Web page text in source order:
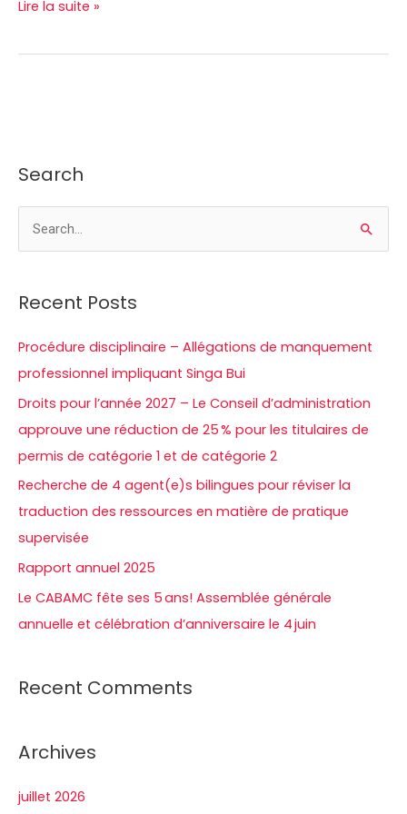
Search
h
r
Recent Posts
Procédure disciplinaire – Allégations de manquement
professionnel impliquant Singa Bui
Droits pour l’année 2027 – Le Conseil d’administration
approuve une réduction de 25 % pour les titulaires de
permis de catégorie 1 et de catégorie 2
Recherche de 4 agent(e)s bilingues pour réviser la
traduction des ressources en matière de pratique
supervisée
Rapport annuel 2025
Le CABAMC fête ses 5 ans! Assemblée générale
annuelle et célébration d’anniversaire le 4 juin
Recent Comments
Archives
juillet 2026
Lire la suite »